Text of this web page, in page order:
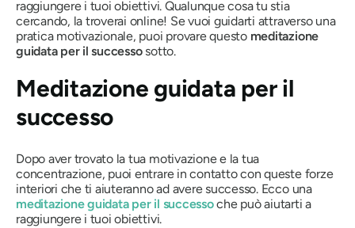
raggiungere i tuoi obiettivi. Qualunque cosa tu stia
cercando, la troverai online! Se vuoi guidarti attraverso una
pratica motivazionale, puoi provare questo meditazione
guidata per il successosotto.
Meditazione guidata per il
successo
Dopo aver trovato la tua motivazione e la tua
concentrazione, puoi entrare in contatto con queste forze
interiori che ti aiuteranno ad avere successo. Ecco una
meditazione guidata per il successoche può aiutarti a
raggiungere i tuoi obiettivi.